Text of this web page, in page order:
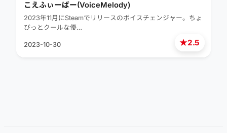
★2.5
こえふぃーばー(VoiceMelody)
2023年11月にSteamでリリースのボイスチェンジャー。ちょ
びっとクールな優…
2023-10-30